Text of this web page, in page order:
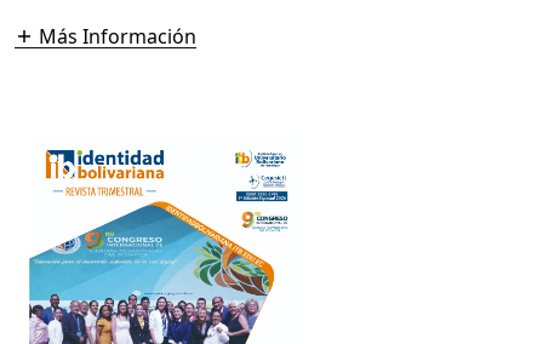
Más Información